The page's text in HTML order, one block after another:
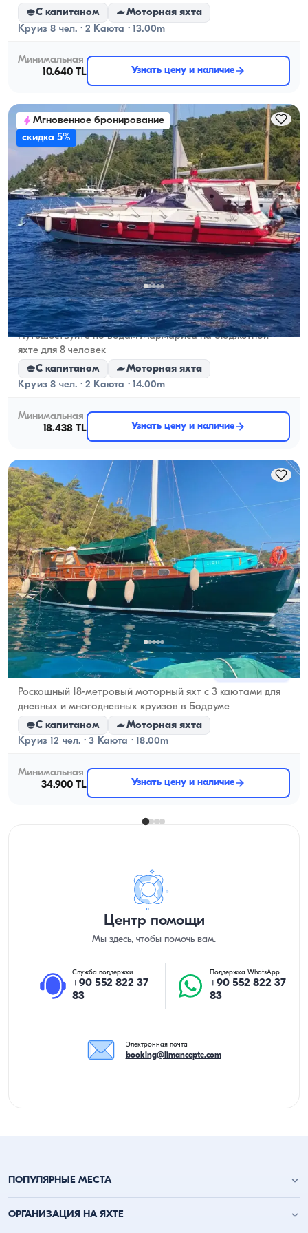
С капитаном
Моторная яхта
Круиз 8 чел. · 2 Каюта · 13.00m
Минимальная
10.640 TL
Узнать цену и наличие
Мгновенное бронирование
скидка 5%
Мармарисе, Muğla Новая лодка
Путешествуйте по водам Мармариса на бюджетной
яхте для 8 человек
С капитаном
Моторная яхта
Круиз 8 чел. · 2 Каюта · 14.00m
Минимальная
18.438 TL
Узнать цену и наличие
Мармарисе, Muğla Новая лодка
Роскошный 18-метровый моторный яхт с 3 каютами для
дневных и многодневных круизов в Бодруме
С капитаном
Моторная яхта
Круиз 12 чел. · 3 Каюта · 18.00m
Минимальная
34.900 TL
Узнать цену и наличие
Центр помощи
Мы здесь, чтобы помочь вам.
Служба поддержки
+90 552 822 37
83
Поддержка WhatsApp
+90 552 822 37
83
Электронная почта
booking@limancepte.com
ПОПУЛЯРНЫЕ МЕСТА
Анталья аренда яхт
ОРГАНИЗАЦИЯ НА ЯХТЕ